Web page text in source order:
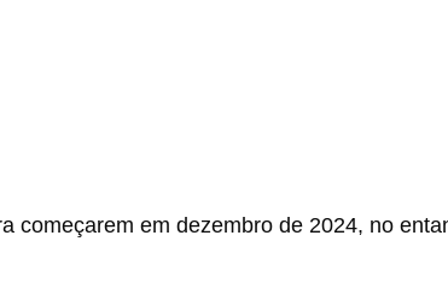
começarem em dezembro de 2024, no